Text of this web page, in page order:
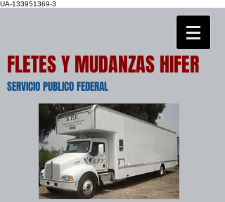
UA-133951369-3
FLETES Y MUDANZAS HIFER
SERVICIO PUBLICO FEDERAL